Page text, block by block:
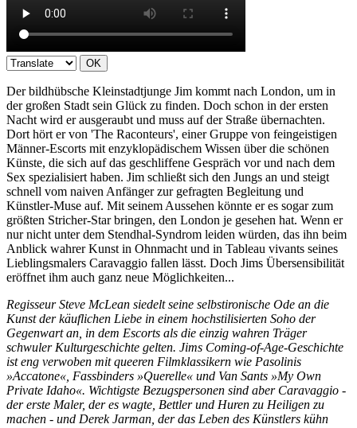
OK
Der bildhübsche Kleinstadtjunge Jim kommt nach London, um in
der großen Stadt sein Glück zu finden. Doch schon in der ersten
Nacht wird er ausgeraubt und muss auf der Straße übernachten.
Dort hört er von 'The Raconteurs', einer Gruppe von feingeistigen
Männer-Escorts mit enzyklopädischem Wissen über die schönen
Künste, die sich auf das geschliffene Gespräch vor und nach dem
Sex spezialisiert haben. Jim schließt sich den Jungs an und steigt
schnell vom naiven Anfänger zur gefragten Begleitung und
Künstler-Muse auf. Mit seinem Aussehen könnte er es sogar zum
größten Stricher-Star bringen, den London je gesehen hat. Wenn er
nur nicht unter dem Stendhal-Syndrom leiden würden, das ihn beim
Anblick wahrer Kunst in Ohnmacht und in Tableau vivants seines
Lieblingsmalers Caravaggio fallen lässt. Doch Jims Übersensibilität
eröffnet ihm auch ganz neue Möglichkeiten...
Regisseur Steve McLean siedelt seine selbstironische Ode an die
Kunst der käuflichen Liebe in einem hochstilisierten Soho der
Gegenwart an, in dem Escorts als die einzig wahren Träger
schwuler Kulturgeschichte gelten. Jims Coming-of-Age-Geschichte
ist eng verwoben mit queeren Filmklassikern wie Pasolinis
»Accatone«, Fassbinders »Querelle« und Van Sants »My Own
Private Idaho«. Wichtigste Bezugspersonen sind aber Caravaggio -
der erste Maler, der es wagte, Bettler und Huren zu Heiligen zu
machen - und Derek Jarman, der das Leben des Künstlers kühn